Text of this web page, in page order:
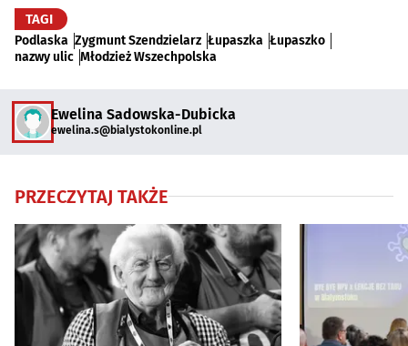
TAGI
Podlaska Zygmunt Szendzielarz Łupaszka Łupaszko
nazwy ulic Młodzież Wszechpolska
Ewelina Sadowska-Dubicka
ewelina.s@bialystokonline.pl
PRZECZYTAJ TAKŻE